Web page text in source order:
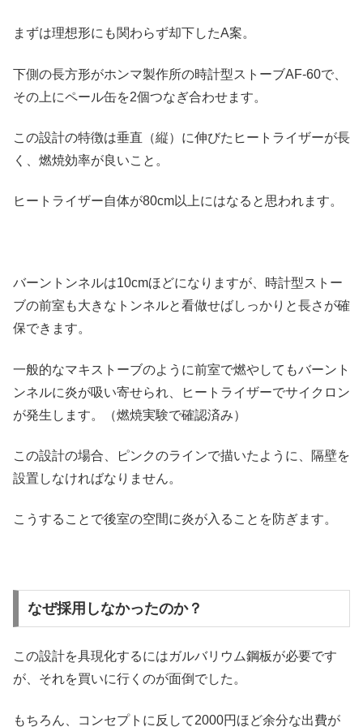
まずは理想形にも関わらず却下したA案。
下側の長方形がホンマ製作所の時計型ストーブAF-60で、
その上にペール缶を2個つなぎ合わせます。
この設計の特徴は垂直（縦）に伸びたヒートライザーが長
く、燃焼効率が良いこと。
ヒートライザー自体が80cm以上にはなると思われます。
バーントンネルは10cmほどになりますが、時計型ストー
ブの前室も大きなトンネルと看做せばしっかりと長さが確
保できます。
一般的なマキストーブのように前室で燃やしてもバーント
ンネルに炎が吸い寄せられ、ヒートライザーでサイクロン
が発生します。（燃焼実験で確認済み）
この設計の場合、ピンクのラインで描いたように、隔壁を
設置しなければなりません。
こうすることで後室の空間に炎が入ることを防ぎます。
なぜ採用しなかったのか？
この設計を具現化するにはガルバリウム鋼板が必要です
が、それを買いに行くのが面倒でした。
もちろん、コンセプトに反して2000円ほど余分な出費が